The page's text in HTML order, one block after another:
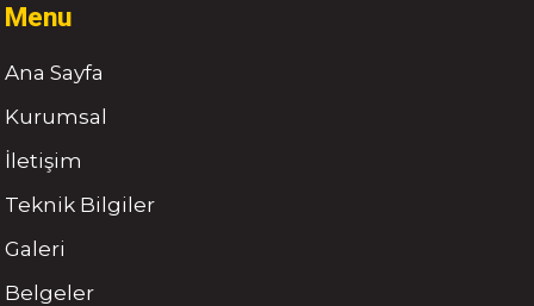
Menu
Ana Sayfa
Kurumsal
İletişim
Teknik Bilgiler
Galeri
Belgeler